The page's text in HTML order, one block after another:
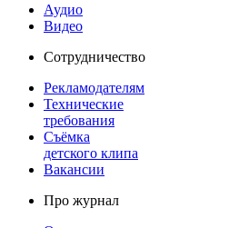
Аудио
Видео
Сотрудничество
Рекламодателям
Технические
требования
Съёмка
детского клипа
Вакансии
Про журнал